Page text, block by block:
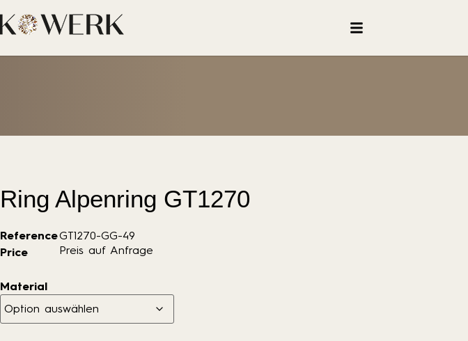
Ring Alpenring GT1270
ReferenceGT1270-GG-49
Price
Preis auf Anfrage
Material